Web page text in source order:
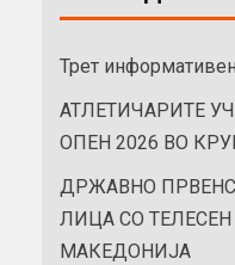
Трет
АТЛЕТИЧАРИТЕ
ОПЕН 2026 ВО
ДРЖАВНО
ЛИЦА СО
МАКЕДОНИЈА